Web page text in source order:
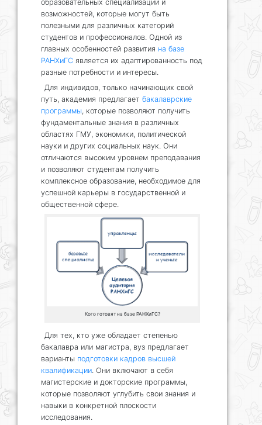
образовательных специализаций и
возможностей, которые могут быть
полезными для различных категорий
студентов и профессионалов. Одной из
главных особенностей развития на базе
РАНХиГС является их адаптированность под
разные потребности и интересы.
Для индивидов, только начинающих свой
путь, академия предлагает бакалаврские
программы, которые позволяют получить
фундаментальные знания в различных
областях ГМУ, экономики, политической
науки и других социальных наук. Они
отличаются высоким уровнем преподавания
и позволяют студентам получить
комплексное образование, необходимое для
успешной карьеры в государственной и
общественной сфере.
Кого готовят на базе РАНХиГС?
Для тех, кто уже обладает степенью
бакалавра или магистра, вуз предлагает
варианты подготовки кадров высшей
квалификации . Они включают в себя
магистерские и докторские программы,
которые позволяют углубить свои знания и
навыки в конкретной плоскости
исследования.